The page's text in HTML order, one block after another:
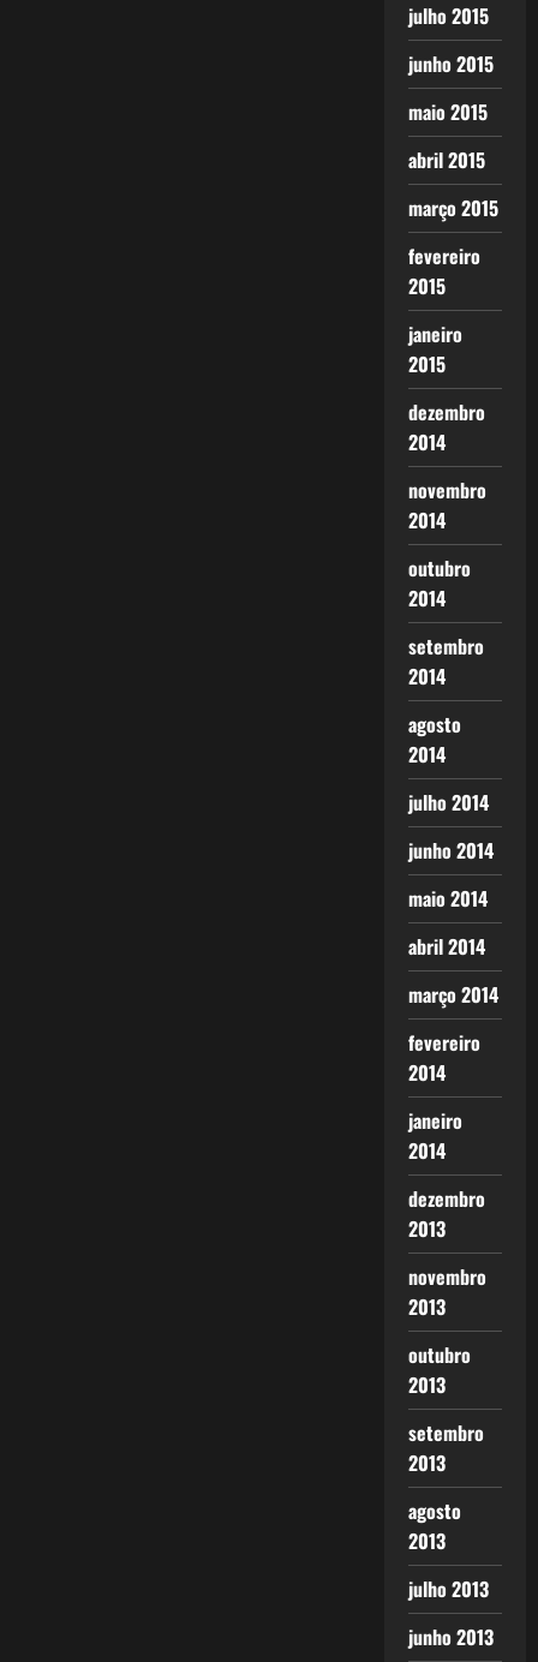
julho 2015
junho 2015
maio 2015
abril 2015
março 2015
fevereiro
2015
janeiro
2015
dezembro
2014
novembro
2014
outubro
2014
setembro
2014
agosto
2014
julho 2014
junho 2014
maio 2014
abril 2014
março 2014
fevereiro
2014
janeiro
2014
dezembro
2013
novembro
2013
outubro
2013
setembro
2013
agosto
2013
julho 2013
junho 2013